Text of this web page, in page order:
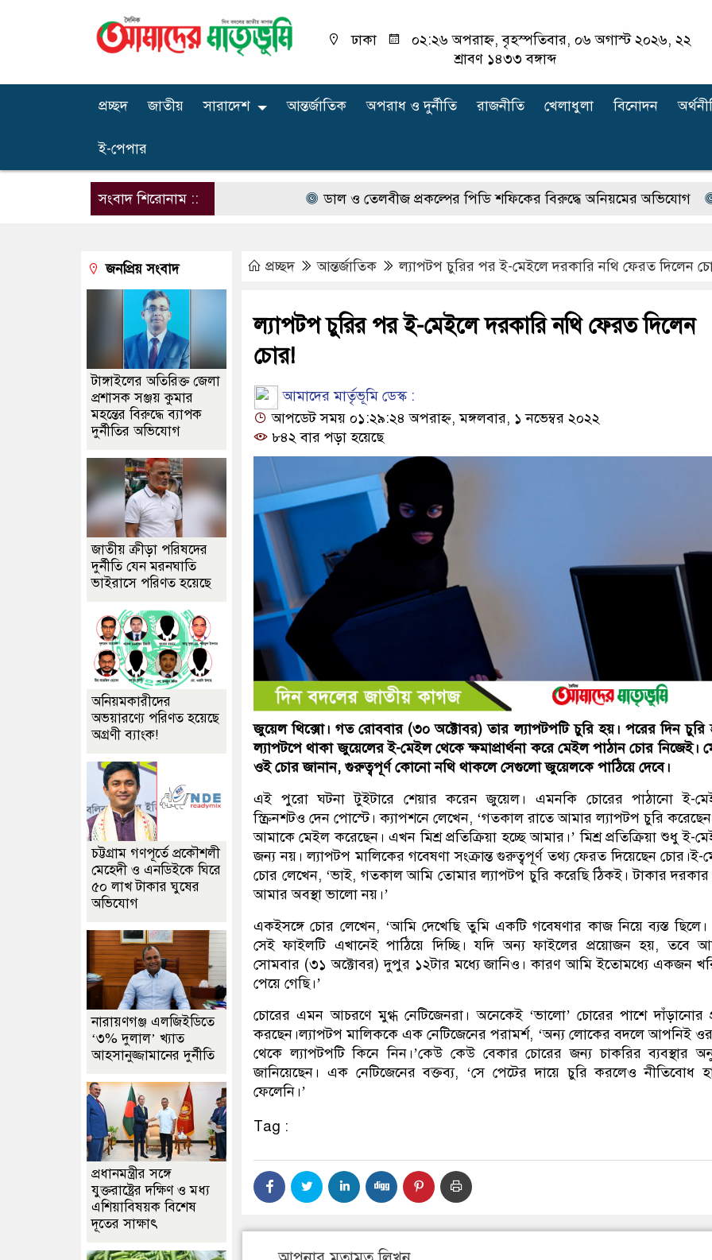
ঢাকা
০২:২৬ অপরাহ্ন, বৃহস্পতিবার, ০৬ অগাস্ট ২০২৬, ২২
শ্রাবণ ১৪৩৩ বঙ্গাব্দ
প্রচ্ছদ জাতীয় সারাদেশ আন্তর্জাতিক অপরাধ ‍ও দুর্নীতি রাজনীতি খেলাধুলা বিনোদন
ই-পেপার
সংবাদ শিরোনাম :: ডাল ও তেলবীজ প্রকল্পের পিডি শফিকের বিরুদ্ধে অনিয়মের অভিযোগ
প্রচ্ছদ আন্তর্জাতিক ল্যাপটপ চুরির পর ই-মেইলে দরকারি নথি ফেরত দিলেন
ল্যাপটপ চুরির পর ই-মেইলে দরকারি নথি ফেরত দিলেন
চোর!
আমাদের মার্তৃভূমি ডেস্ক :
আপডেট সময় ০১:২৯:২৪ অপরাহ্ন, মঙ্গলবার, ১ নভেম্বর ২০২২
৮৪২ বার পড়া হয়েছে
জুয়েল থিক্সো। গত রোববার (৩০ অক্টোবর) তার ল্যাপটপটি চুরি হয়। পরের দিন চুরি
ল্যাপটপে থাকা জুয়েলের ই-মেইল থেকে ক্ষমাপ্রার্থনা করে মেইল পাঠান চোর নিজেই।
ওই চোর জানান, গুরুত্বপূর্ণ কোনো নথি থাকলে সেগুলো জুয়েলকে পাঠিয়ে দেবে।
এই পুরো ঘটনা টুইটারে শেয়ার করেন জুয়েল। এমনকি চোরের পাঠানো ই-
স্ক্রিনশটও দেন পোস্টে। ক্যাপশনে লেখেন, ‘গতকাল রাতে আমার ল্যাপটপ চুরি
আমাকে মেইল করেছেন। এখন মিশ্র প্রতিক্রিয়া হচ্ছে আমার।’ মিশ্র প্রতিক্রিয়া শুধু ই-
জন্য নয়। ল্যাপটপ মালিকের গবেষণা সংক্রান্ত গুরুত্বপূর্ণ তথ্য ফেরত দিয়েছেন চোর।ই-
চোর লেখেন, ‘ভাই, গতকাল আমি তোমার ল্যাপটপ চুরি করেছি ঠিকই। টাকার
আমার অবস্থা ভালো নয়।’
একইসঙ্গে চোর লেখেন, ‘আমি দেখেছি তুমি একটি গবেষণার কাজ নিয়ে ব্যস্ত
সেই ফাইলটি এখানেই পাঠিয়ে দিচ্ছি। যদি অন্য ফাইলের প্রয়োজন হয়, তবে
সোমবার (৩১ অক্টোবর) দুপুর ১২টার মধ্যে জানিও। কারণ আমি ইতোমধ্যে একজন
পেয়ে গেছি।’
চোরের এমন আচরণে মুগ্ধ নেটিজেনরা। অনেকেই ‘ভালো’ চোরের পাশে দাঁড়ানোর
করছেন।ল্যাপটপ মালিককে এক নেটিজেনের পরামর্শ, ‘অন্য লোকের বদলে আপনিই
থেকে ল্যাপটপটি কিনে নিন।’কেউ কেউ বেকার চোরের জন্য চাকরির ব্যবস্থার
জানিয়েছেন। এক নেটিজেনের বক্তব্য, ‘সে পেটের দায়ে চুরি করলেও নীতিবোধ
ফেলেনি।’
Tag :
জনপ্রিয় সংবাদ
টাঙ্গাইলের অতিরিক্ত জেলা
প্রশাসক সঞ্জয় কুমার
মহন্তের বিরুদ্ধে ব্যাপক
দুর্নীতির অভিযোগ
জাতীয় ক্রীড়া পরিষদের
দুর্নীতি যেন মরনঘাতি
ভাইরাসে পরিণত হয়েছে
অনিয়মকারীদের
অভয়ারণ্যে পরিণত হয়েছে
অগ্রণী ব্যাংক!
চট্টগ্রাম গণপূর্তে প্রকৌশলী
মেহেদী ও এনডিইকে ঘিরে
৫০ লাখ টাকার ঘুষের
অভিযোগ
নারায়ণগঞ্জ এলজিইডিতে
‘৩% দুলাল’ খ্যাত
আহসানুজ্জামানের দুর্নীতি
প্রধানমন্ত্রীর সঙ্গে
যুক্তরাষ্ট্রের দক্ষিণ ও মধ্য
এশিয়াবিষয়ক বিশেষ
দূতের সাক্ষাৎ